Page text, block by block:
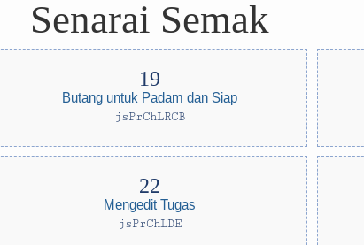
Senarai Semak
Butang untuk Padam dan Siap
jsPrChLRCB
Mengedit Tugas
jsPrChLDE